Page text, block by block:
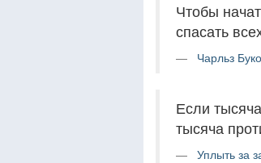
Чтобы
спасать
Чарльз
Если
тысяча
Уплыть за